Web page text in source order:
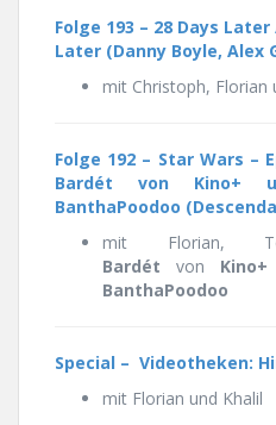
Folge 193 – 28 Days Later
Later (Danny Boyle, Alex
mit Christoph, Florian
Folge 192 – Star Wars –
Bardét von Kino+
BanthaPoodoo
mit Florian,
Bardétvon Kino+
BanthaPoodoo
Special – Videotheken:
mit Florian und Khalil